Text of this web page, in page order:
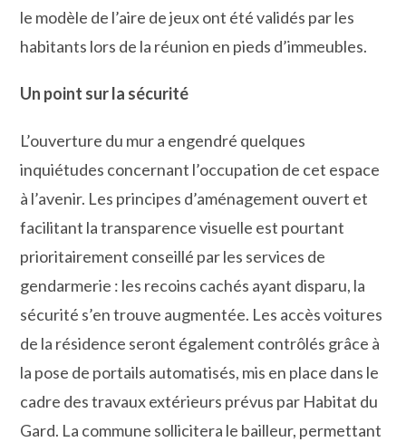
le modèle de l’aire de jeux ont été validés par les
habitants lors de la réunion en pieds d’immeubles.
Un point sur la sécurité
L’ouverture du mur a engendré quelques
inquiétudes concernant l’occupation de cet espace
à l’avenir. Les principes d’aménagement ouvert et
facilitant la transparence visuelle est pourtant
prioritairement conseillé par les services de
gendarmerie : les recoins cachés ayant disparu, la
sécurité s’en trouve augmentée. Les accès voitures
de la résidence seront également contrôlés grâce à
la pose de portails automatisés, mis en place dans le
cadre des travaux extérieurs prévus par Habitat du
Gard. La commune sollicitera le bailleur, permettant